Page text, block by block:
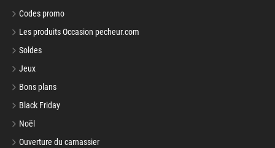
Codes promo
Les produits Occasion pecheur.com
Soldes
Jeux
Bons plans
Black Friday
Noël
Ouverture du carnassier